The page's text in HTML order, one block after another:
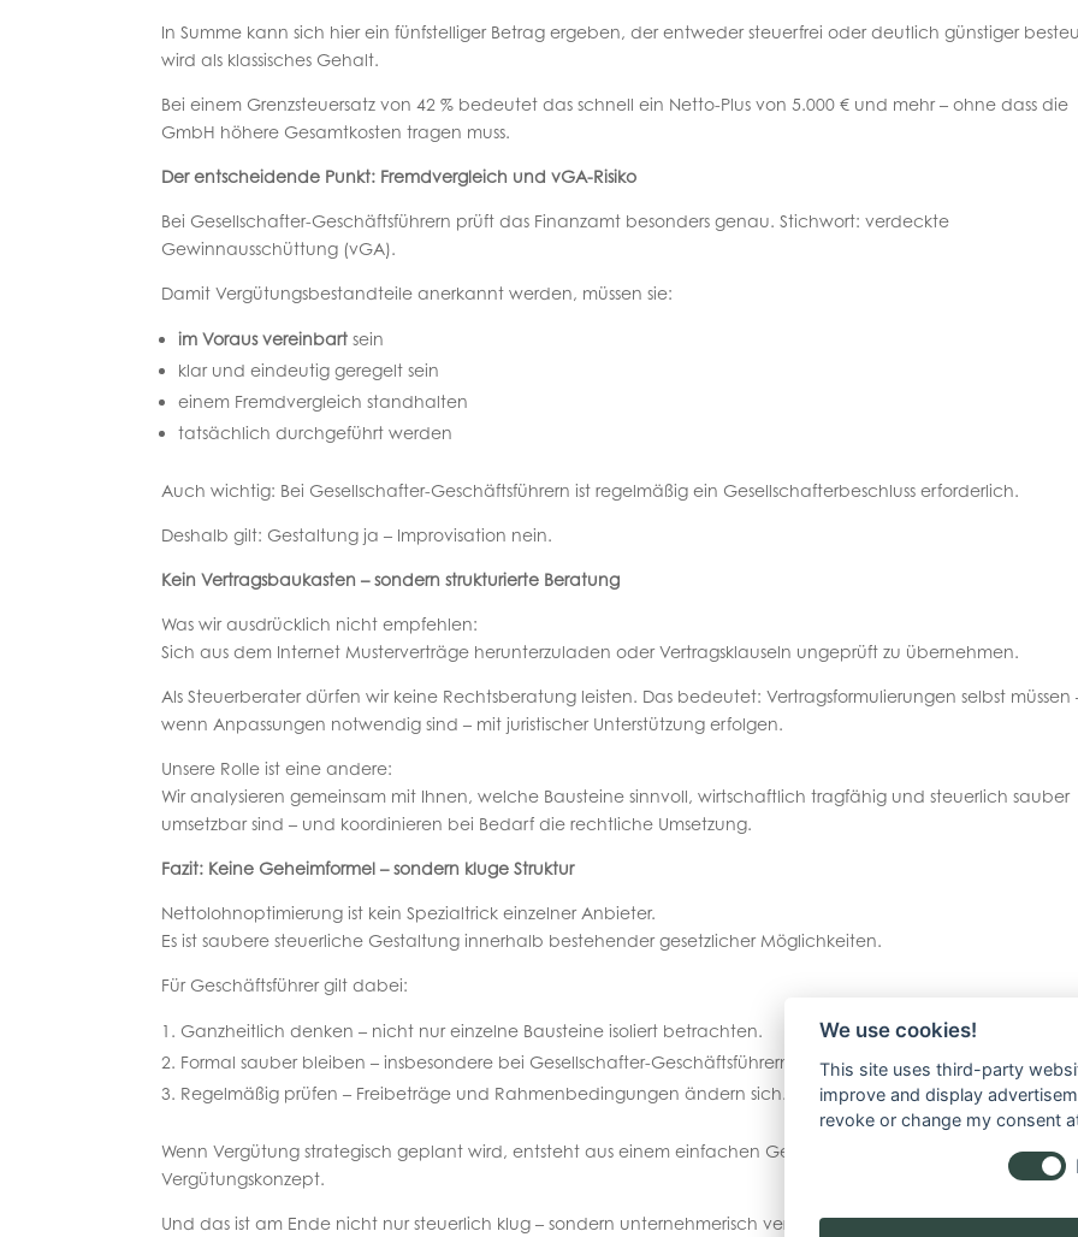
In Summe kann sich hier ein fünfstelliger Betrag ergeben, der entweder steuerfrei oder deutlich günstiger
wird als klassisches Gehalt.
Bei einem Grenzsteuersatz von 42 % bedeutet das schnell ein Netto-Plus von 5.000 € und mehr – ohne dass die
GmbH höhere Gesamtkosten tragen muss.
Der entscheidende Punkt: Fremdvergleich und vGA-Risiko
Bei Gesellschafter-Geschäftsführern prüft das Finanzamt besonders genau. Stichwort: verdeckte
Gewinnausschüttung (vGA).
Damit Vergütungsbestandteile anerkannt werden, müssen sie:
im Voraus vereinbart sein
klar und eindeutig geregelt sein
einem Fremdvergleich standhalten
tatsächlich durchgeführt werden
Auch wichtig: Bei Gesellschafter-Geschäftsführern ist regelmäßig ein Gesellschafterbeschluss erforderlich.
Deshalb gilt: Gestaltung ja – Improvisation nein.
Kein Vertragsbaukasten – sondern strukturierte Beratung
Was wir ausdrücklich nicht empfehlen:
Sich aus dem Internet Musterverträge herunterzuladen oder Vertragsklauseln ungeprüft zu übernehmen.
Als Steuerberater dürfen wir keine Rechtsberatung leisten. Das bedeutet: Vertragsformulierungen selbst müssen
wenn Anpassungen notwendig sind – mit juristischer Unterstützung erfolgen.
Unsere Rolle ist eine andere:
Wir analysieren gemeinsam mit Ihnen, welche Bausteine sinnvoll, wirtschaftlich tragfähig und steuerlich sauber
umsetzbar sind – und koordinieren bei Bedarf die rechtliche Umsetzung.
Fazit: Keine Geheimformel – sondern kluge Struktur
Nettolohnoptimierung ist kein Spezialtrick einzelner Anbieter.
Es ist saubere steuerliche Gestaltung innerhalb bestehender gesetzlicher Möglichkeiten.
Für Geschäftsführer gilt dabei:
Ganzheitlich denken – nicht nur einzelne Bausteine isoliert betrachten.
Formal sauber bleiben – insbesondere bei Gesellschafter-Geschäftsführern.
Regelmäßig prüfen – Freibeträge und Rahmenbedingungen ändern sich.
Wenn Vergütung strategisch geplant wird, entsteht aus einem einfachen Gehalt ein durchdachtes
Vergütungskonzept.
Und das ist am Ende nicht nur steuerlich klug – sondern unternehmerisch vernünftig.
We use cookies!
This site uses third-party
improve and display
revoke or change my consent